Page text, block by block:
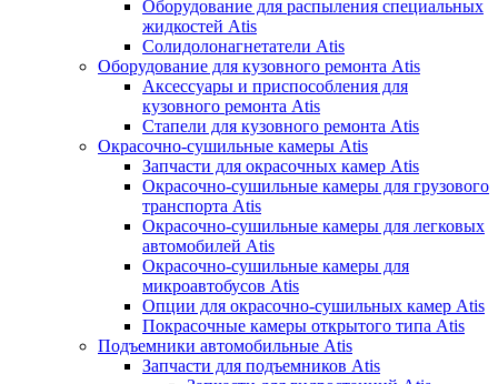
Оборудование для распыления специальных
жидкостей Atis
Солидолонагнетатели Atis
Оборудование для кузовного ремонта Atis
Аксессуары и приспособления для
кузовного ремонта Atis
Стапели для кузовного ремонта Atis
Окрасочно-сушильные камеры Atis
Запчасти для окрасочных камер Atis
Окрасочно-сушильные камеры для грузового
транспорта Atis
Окрасочно-сушильные камеры для легковых
автомобилей Atis
Окрасочно-сушильные камеры для
микроавтобусов Atis
Опции для окрасочно-сушильных камер Atis
Покрасочные камеры открытого типа Atis
Подъемники автомобильные Atis
Запчасти для подъемников Atis